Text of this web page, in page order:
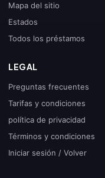
Mapa del sitio
Estados
Todos los préstamos
LEGAL
Preguntas frecuentes
Tarifas y condiciones
política de privacidad
Términos y condiciones
Iniciar sesión / Volver